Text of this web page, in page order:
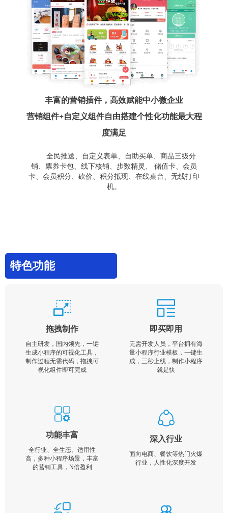
丰富的营销插件，高效赋能中小微企业
营销组件+自定义组件自由搭建个性化功能最大程
度满足
全民推送、自定义表单、自助买单、商品三级分
销、票券卡包、线下核销、步数精灵、 储值卡、会员
卡、会员积分、砍价、积分抵现、在线桌台、无线打印
机。
特色功能
拖拽制作
自主研发，国内领先，一键
生成小程序的可视化工具，
制作过程无需代码，拖拽可
视化组件即可完成
即买即用
无需开发人员，平台拥有海
量小程序行业模板，一键生
成，三秒上线，制作小程序
就是快
功能丰富
全行业、全生态、适用性
高，多种小程序场景，丰富
的营销工具，N倍盈利
深入行业
面向电商、餐饮等热门火爆
行业，人性化深度开发